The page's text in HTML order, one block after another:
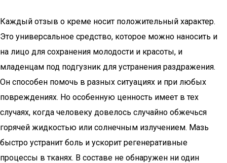
Каждый отзыв о креме носит положительный характер.
Это универсальное средство, которое можно наносить и
на лицо для сохранения молодости и красоты, и
младенцам под подгузник для устранения раздражения.
Он способен помочь в разных ситуациях и при любых
повреждениях. Но особенную ценность имеет в тех
случаях, когда человеку довелось случайно обжечься
горячей жидкостью или солнечным излучением. Мазь
быстро устранит боль и ускорит регенеративные
процессы в тканях. В составе не обнаружен ни один